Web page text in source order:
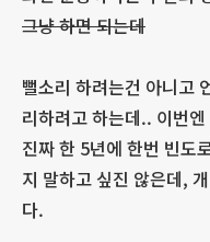
그냥 하면 되는데
뻘소리 하려는건 아니고
리하려고 하는데.. 이번
진짜 한 5년에 한번 빈도
지 말하고 싶진 않은데,
다.